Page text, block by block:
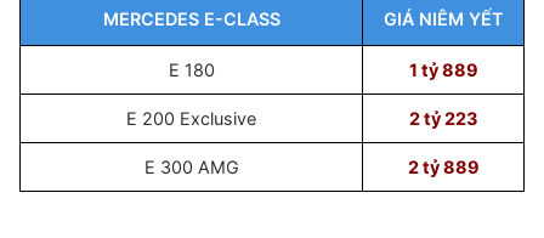
MERCEDES E-CLASS GIÁ NIÊM YẾT
E 180 1 tỷ 889
E 200 Exclusive 2 tỷ 223
E 300 AMG 2 tỷ 889